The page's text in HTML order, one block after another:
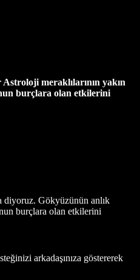
meraklılarının yakın
burçlara olan etkilerini
diyoruz. Gökyüzünün anlık
burçlara olan etkilerini
arkadaşınıza göstererek